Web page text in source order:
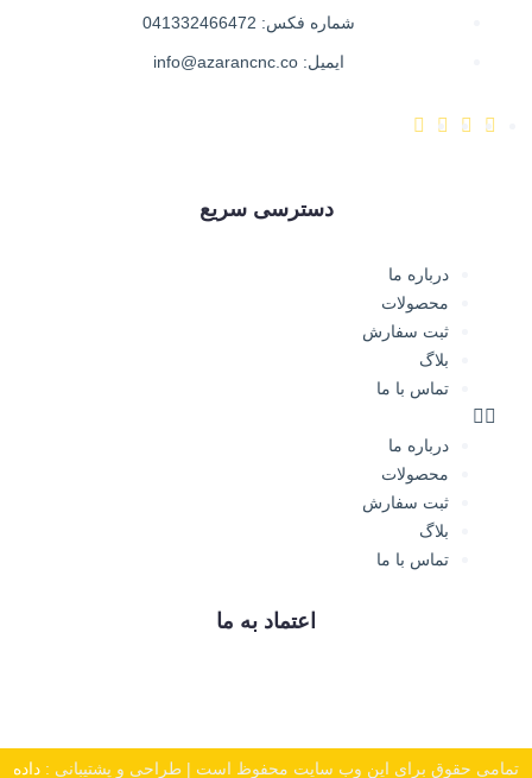
شماره فکس: 041332466472
ایمیل: info@azarancnc.co
دسترسی سریع
درباره ما
محصولات
ثبت سفارش
بلاگ
تماس با ما
درباره ما
محصولات
ثبت سفارش
بلاگ
تماس با ما
اعتماد به ما
تمامی حقوق برای این وب سایت محفوظ است | طراحی و پشتیبانی : داده